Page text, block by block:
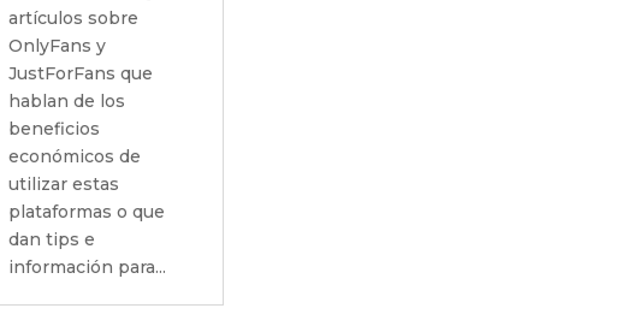
artículos sobre
OnlyFans y
JustForFans que
hablan de los
beneficios
económicos de
utilizar estas
plataformas o que
dan tips e
información para...